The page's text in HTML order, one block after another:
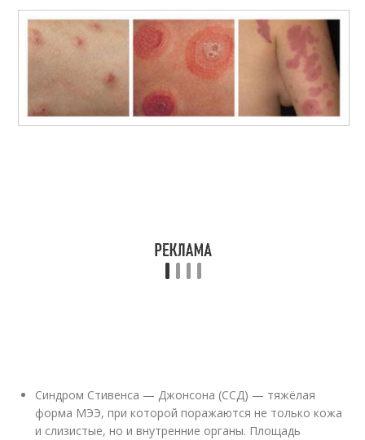
Синдром Стивенса — Джонсона (ССД) — тяжёлая
форма МЭЭ, при которой поражаются не только кожа
и слизистые, но и внутренние органы. Площадь